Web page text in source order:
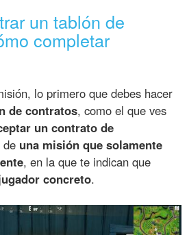
un tablón de
completar
lo primero que debes hacer
de contratos, como el que ves
un contrato de
de una misión que solamente
, en la que te indican que
concreto.